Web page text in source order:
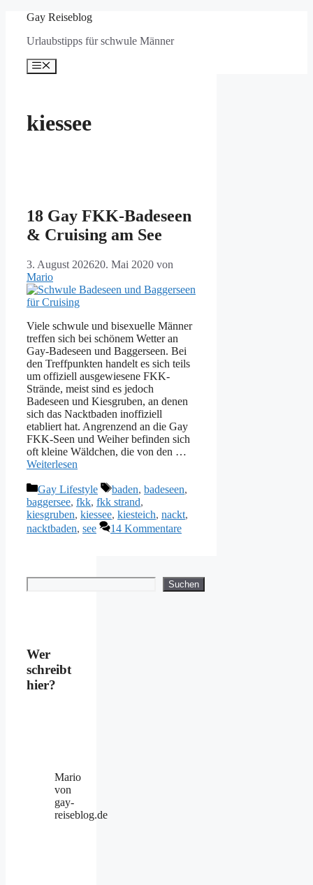
springen
Gay Reiseblog
Urlaubstipps für schwule Männer
Menü
kiessee
18 Gay FKK-Badeseen
& Cruising am See
3. August 202620. Mai 2020 von
Mario
Viele schwule und bisexuelle Männer
treffen sich bei schönem Wetter an
Gay-Badeseen und Baggerseen. Bei
den Treffpunkten handelt es sich teils
um offiziell ausgewiesene FKK-
Strände, meist sind es jedoch
Badeseen und Kiesgruben, an denen
sich das Nacktbaden inoffiziell
etabliert hat. Angrenzend an die Gay
FKK-Seen und Weiher befinden sich
oft kleine Wäldchen, die von den …
Weiterlesen
Kategorien
Gay Lifestyle Schlagwörter
baden, badeseen,
baggersee, fkk, fkk strand,
kiesgruben, kiessee, kiesteich, nackt,
nacktbaden, see 14 Kommentare
Suchen Suchen
Wer
schreibt
hier?
Mario
von
gay-
reiseblog.de